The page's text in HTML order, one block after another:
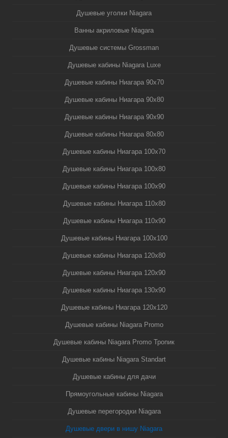
Душевые уголки Niagara
Ванны акриловые Niagara
Душевые системы Grossman
Душевые кабины Niagara Luxe
Душевые кабины Ниагара 90x70
Душевые кабины Ниагара 90x80
Душевые кабины Ниагара 90x90
Душевые кабины Ниагара 80x80
Душевые кабины Ниагара 100x70
Душевые кабины Ниагара 100x80
Душевые кабины Ниагара 100x90
Душевые кабины Ниагара 110x80
Душевые кабины Ниагара 110x90
Душевые кабины Ниагара 100x100
Душевые кабины Ниагара 120x80
Душевые кабины Ниагара 120x90
Душевые кабины Ниагара 130x90
Душевые кабины Ниагара 120x120
Душевые кабины Niagara Promo
Душевые кабины Niagara Promo Тропик
Душевые кабины Niagara Standart
Душевые кабины для дачи
Прямоугольные кабины Niagara
Душевые перегородки Niagara
Душевые двери в нишу Niagara